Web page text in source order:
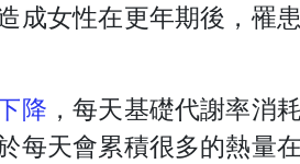
成女性在更年期後，罹
降 ，每天基礎代謝率消
每天會累積很多的熱量